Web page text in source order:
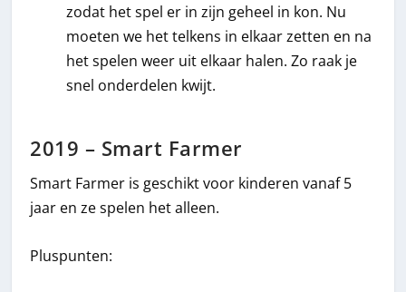
zodat het spel er in zijn geheel in kon. Nu
moeten we het telkens in elkaar zetten en na
het spelen weer uit elkaar halen. Zo raak je
snel onderdelen kwijt.
2019 – Smart Farmer
Smart Farmer is geschikt voor kinderen vanaf 5
jaar en ze spelen het alleen.
Pluspunten: